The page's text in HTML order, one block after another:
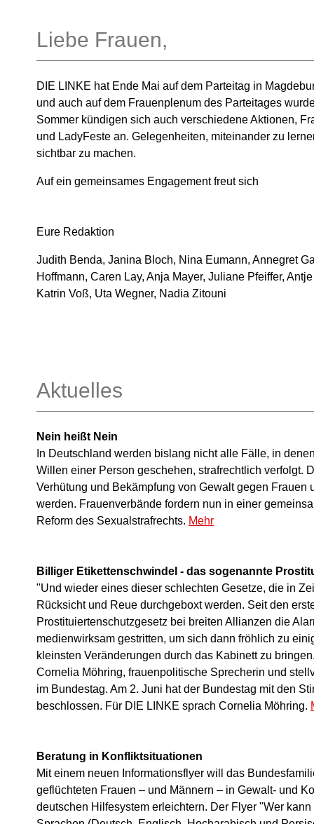
Liebe Frauen,
DIE LINKE hat Ende Mai auf dem Parteitag in
und auch auf dem Frauenplenum des Parteitages
Sommer kündigen sich auch verschiedene Aktionen,
und LadyFeste an. Gelegenheiten, miteinander zu
sichtbar zu machen.
Auf ein gemeinsames Engagement freut sich
Eure Redaktion
Judith Benda, Janina Bloch, Nina Eumann, Annegret
Hoffmann, Caren Lay, Anja Mayer, Juliane Pfeiffer,
Katrin Voß, Uta Wegner, Nadia Zitouni
Aktuelles
Nein heißt Nein
In Deutschland werden bislang nicht alle Fälle, in
Willen einer Person geschehen, strafrechtlich verfolgt.
Verhütung und Bekämpfung von Gewalt gegen Frauen
werden. Frauenverbände fordern nun in einer
Reform des Sexualstrafrechts. Mehr
Billiger Etikettenschwindel - das sogenannte
"Und wieder eines dieser schlechten Gesetze, die in
Rücksicht und Reue durchgeboxt werden. Seit den
Prostituiertenschutzgesetz bei breiten Allianzen die
medienwirksam gestritten, um sich dann fröhlich zu
kleinsten Veränderungen durch das Kabinett zu
Cornelia Möhring, frauenpolitische Sprecherin und
im Bundestag. Am 2. Juni hat der Bundestag mit den
beschlossen. Für DIE LINKE sprach Cornelia Möhring.
Beratung in Konfliktsituationen
Mit einem neuen Informationsflyer will das
geflüchteten Frauen – und Männern – in Gewalt- und
deutschen Hilfesystem erleichtern. Der Flyer "Wer